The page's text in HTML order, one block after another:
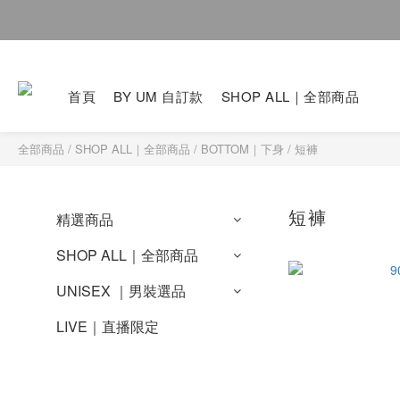
首頁 BY UM 自訂款 SHOP ALL｜全部商品
全部商品 / SHOP ALL｜全部商品 / BOTTOM｜下身 / 短褲
精選商品
SHOP ALL｜全部商品
UNISEX ｜男裝選品
LIVE｜直播限定
短褲